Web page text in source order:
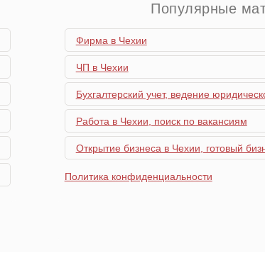
Популярные
Фирма в Чехии
ЧП в Чехии
Бухгалтерский учет, ведение
Работа в Чехии, поиск по вакансиям
Открытие бизнеса в Чехии, готовый
Политика конфиденциальности